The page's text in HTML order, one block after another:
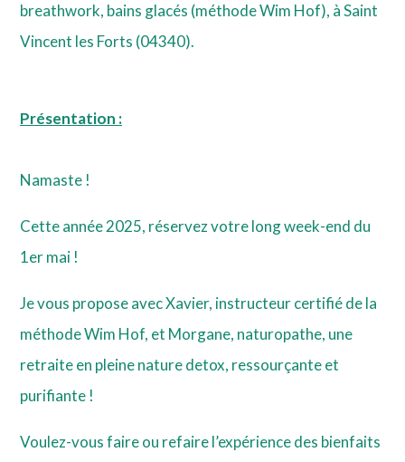
breathwork, bains glacés (méthode Wim Hof), àSaint
Vincent les Forts (04340).
Présentation :
Namaste !
Cette année 2025, réservez votre long week-end du
1er mai !
Je vous propose avec Xavier, instructeur certifié de la
méthode Wim Hof, et Morgane, naturopathe, une
retraite en pleine nature detox, ressourçante et
purifiante !
Voulez-vous faire ou refaire l’expérience des bienfaits